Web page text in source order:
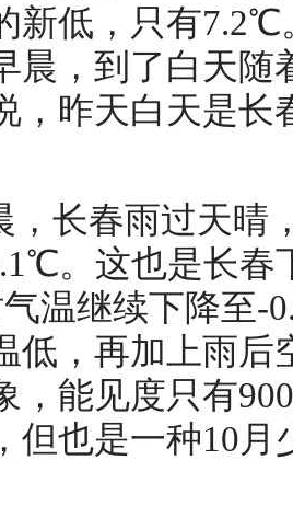
新低，只有7.2℃
晨，到了白天随
，昨天白天是
，长春雨过天晴
。这也是长春
温继续下降至-
低，再加上雨后
，能见度只有
但也是一种10月